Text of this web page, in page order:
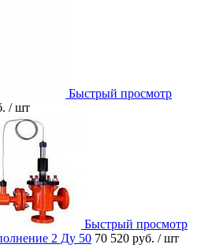
Быстрый просмотр
/ шт
Быстрый просмотр
2 Ду 50 70 520 руб. / шт